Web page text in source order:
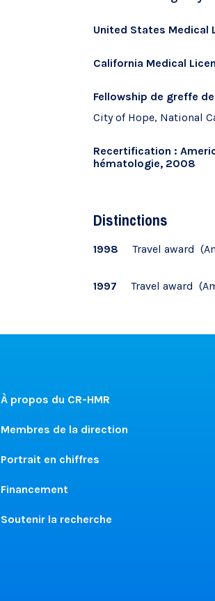
United States Medical
California Medical
Fellowship de greffe
City of Hope, National
Recertification :
hématologie, 2008
Distinctions
1998 Travel award
1997 Travel award
À propos du CR-HMR
Membres de la direction
Portrait en chiffres
Financement
Soutenir la recherche